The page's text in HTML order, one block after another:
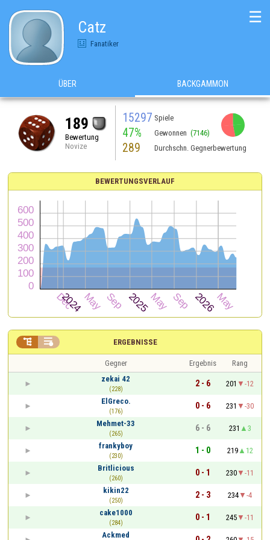
Catz
Fanatiker
☰
ÜBER BACKGAMMON
189
Bewertung
Novize
15297 Spiele
47% Gewonnen (7146)
289 Durchschn. Gegnerbewertung
BEWERTUNGSVERLAUF
ERGEBNISSE
 
Gegner Ergebnis
Rang
zekai 42
(228)
2 - 6 201
-12
ElGreco.
(176)
0 - 6 231
-30
Mehmet-33
(265)
6 - 6 231
3
frankyboy
(230)
1 - 0 219
12
Britlicious
(260)
0 - 1 230
-11
kikin22
(250)
2 - 3 234
-4
cake1000
(284)
0 - 1 245
-11
Ackmed